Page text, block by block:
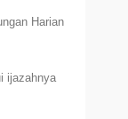
Harian
ijazahnya